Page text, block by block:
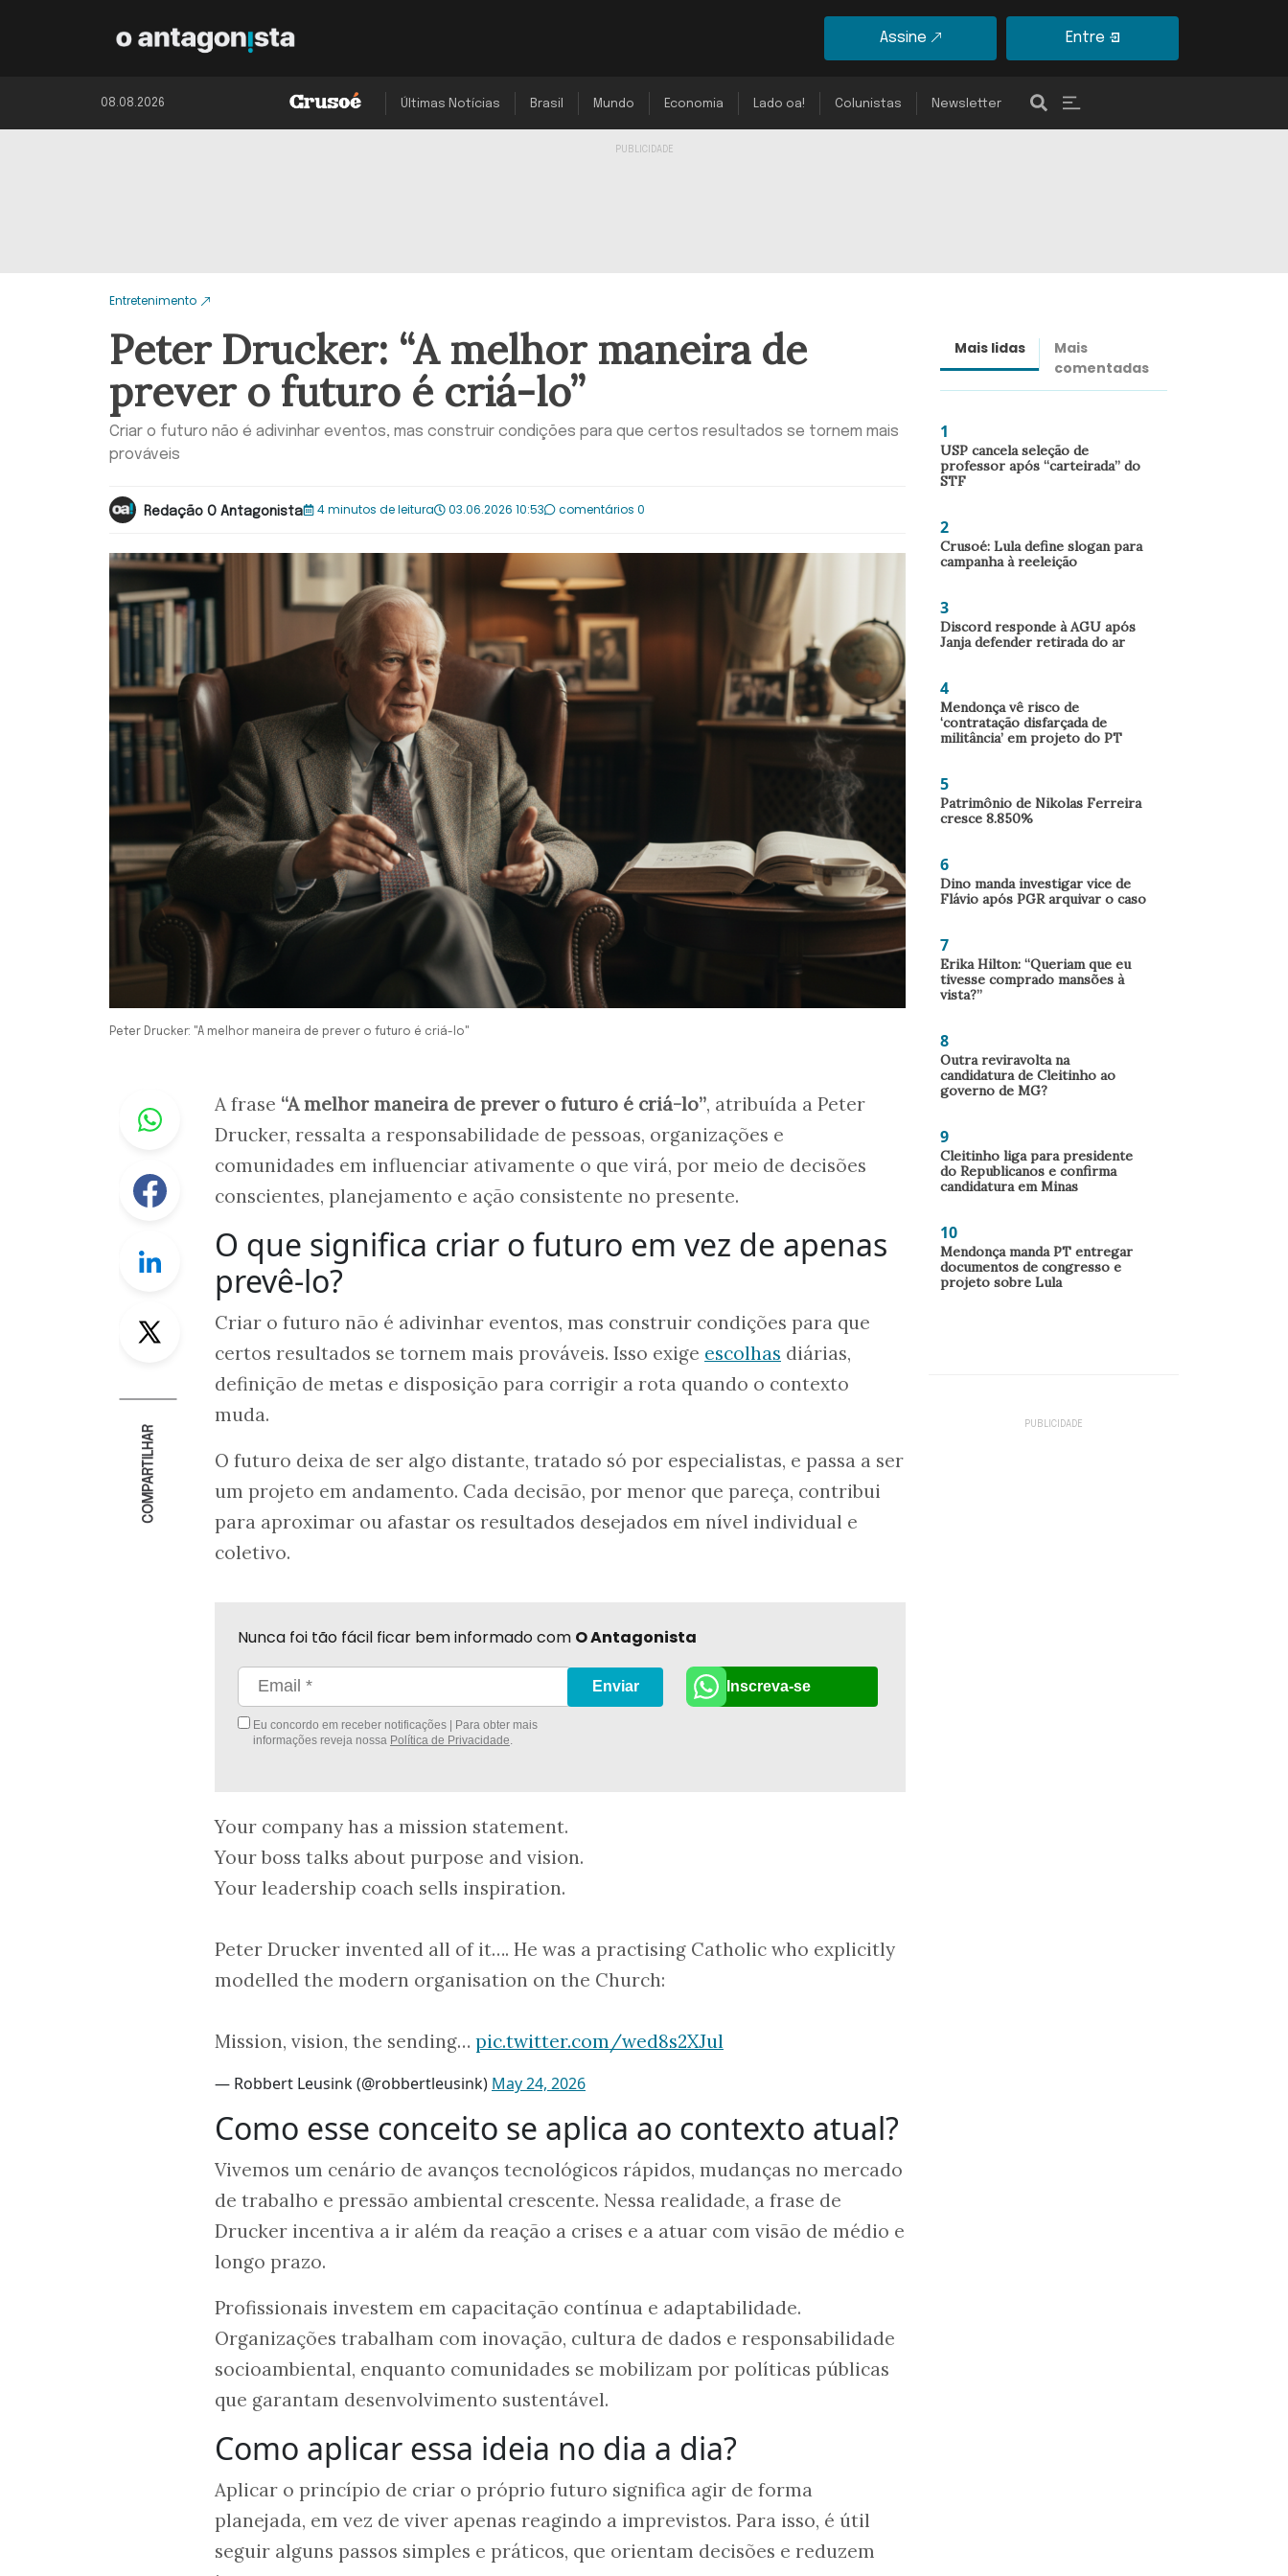
Assine Entre
08.08.2026 Últimas Notícias Brasil Mundo Economia Lado oa! Colunistas Newsletter
Entretenimento
Peter Drucker: “A melhor maneira de
prever o futuro é criá-lo”
Criar o futuro não é adivinhar eventos, mas construir condições para que certos resultados se tornem mais
prováveis
Redação O Antagonista 4 minutos de leitura 03.06.2026 10:53 comentários 0
Peter Drucker: "A melhor maneira de prever o futuro é criá-lo"
Whastapp
Facebook
Linkedin
Twitter
COMPARTILHAR
A frase “A melhor maneira de prever o futuro é criá-lo”, atribuída a Peter
Drucker, ressalta a responsabilidade de pessoas, organizações e
comunidades em influenciar ativamente o que virá, por meio de decisões
conscientes, planejamento e ação consistente no presente.
O que significa criar o futuro em vez de apenas
prevê-lo?
Criar o futuro não é adivinhar eventos, mas construir condições para que
certos resultados se tornem mais prováveis. Isso exige escolhas diárias,
definição de metas e disposição para corrigir a rota quando o contexto
muda.
O futuro deixa de ser algo distante, tratado só por especialistas, e passa a ser
um projeto em andamento. Cada decisão, por menor que pareça, contribui
para aproximar ou afastar os resultados desejados em nível individual e
coletivo.
Nunca foi tão fácil ficar bem informado com O Antagonista
Eu concordo em receber notificações | Para obter mais
informações reveja nossa Política de Privacidade.
Enviar Inscreva-se
Your company has a mission statement.
Your boss talks about purpose and vision.
Your leadership coach sells inspiration.
Peter Drucker invented all of it…. He was a practising Catholic who explicitly
modelled the modern organisation on the Church:
Mission, vision, the sending… pic.twitter.com/wed8s2XJul
— Robbert Leusink (@robbertleusink) May 24, 2026
Como esse conceito se aplica ao contexto atual?
Vivemos um cenário de avanços tecnológicos rápidos, mudanças no mercado
de trabalho e pressão ambiental crescente. Nessa realidade, a frase de
Drucker incentiva a ir além da reação a crises e a atuar com visão de médio e
longo prazo.
Profissionais investem em capacitação contínua e adaptabilidade.
Organizações trabalham com inovação, cultura de dados e responsabilidade
socioambiental, enquanto comunidades se mobilizam por políticas públicas
que garantam desenvolvimento sustentável.
Como aplicar essa ideia no dia a dia?
Aplicar o princípio de criar o próprio futuro significa agir de forma
planejada, em vez de viver apenas reagindo a imprevistos. Para isso, é útil
seguir alguns passos simples e práticos, que orientam decisões e reduzem
Mais lidas
Mais
comentadas
1
USP cancela seleção de
professor após “carteirada” do
STF
2
Crusoé: Lula define slogan para
campanha à reeleição
3
Discord responde à AGU após
Janja defender retirada do ar
4
Mendonça vê risco de
‘contratação disfarçada de
militância’ em projeto do PT
5
Patrimônio de Nikolas Ferreira
cresce 8.850%
6
Dino manda investigar vice de
Flávio após PGR arquivar o caso
7
Erika Hilton: “Queriam que eu
tivesse comprado mansões à
vista?”
8
Outra reviravolta na
candidatura de Cleitinho ao
governo de MG?
9
Cleitinho liga para presidente
do Republicanos e confirma
candidatura em Minas
10
Mendonça manda PT entregar
documentos de congresso e
projeto sobre Lula